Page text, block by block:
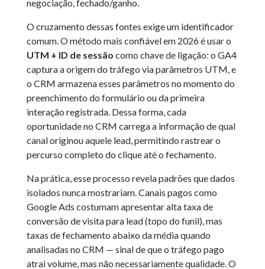
negociação, fechado/ganho.
O cruzamento dessas fontes exige um identificador
comum. O método mais confiável em 2026 é usar o
UTM + ID de sessão como chave de ligação: o GA4
captura a origem do tráfego via parâmetros UTM, e
o CRM armazena esses parâmetros no momento do
preenchimento do formulário ou da primeira
interação registrada. Dessa forma, cada
oportunidade no CRM carrega a informação de qual
canal originou aquele lead, permitindo rastrear o
percurso completo do clique até o fechamento.
Na prática, esse processo revela padrões que dados
isolados nunca mostrariam. Canais pagos como
Google Ads costumam apresentar alta taxa de
conversão de visita para lead (topo do funil), mas
taxas de fechamento abaixo da média quando
analisadas no CRM — sinal de que o tráfego pago
atrai volume, mas não necessariamente qualidade. O